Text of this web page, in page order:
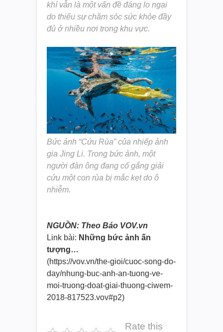
khí vẫn là một vấn đề đáng lo ngại
do thiếu sự chăm sóc sức khỏe đầy
đủ ở nhiều nơi trong khu vực.
Bức ảnh “Cứu Rùa” của nhiếp ảnh
gia Jing Li. Trong bức ảnh, một
người đàn ông đang cố gắng giải
cứu một con rùa bị mắc kẹt do ô
nhiễm.
NGUỒN: Theo Báo VOV.vn
Link bài: Những bức ảnh ấn
tượng…
(https://vov.vn/the-gioi/cuoc-song-do-
day/nhung-buc-anh-an-tuong-ve-
moi-truong-doat-giai-thuong-ciwem-
2018-817523.vov#p2)
Rate this